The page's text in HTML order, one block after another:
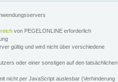
von PEGELONLINE erforderlich
gültig und wird nicht über verschiedene
oder einer sonstigen auf den tatsächlichen
nicht per JavaScript auslesbar (Verhinderung